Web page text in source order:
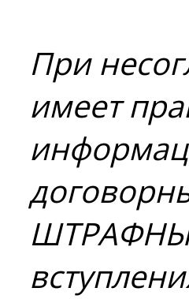
При
имеет